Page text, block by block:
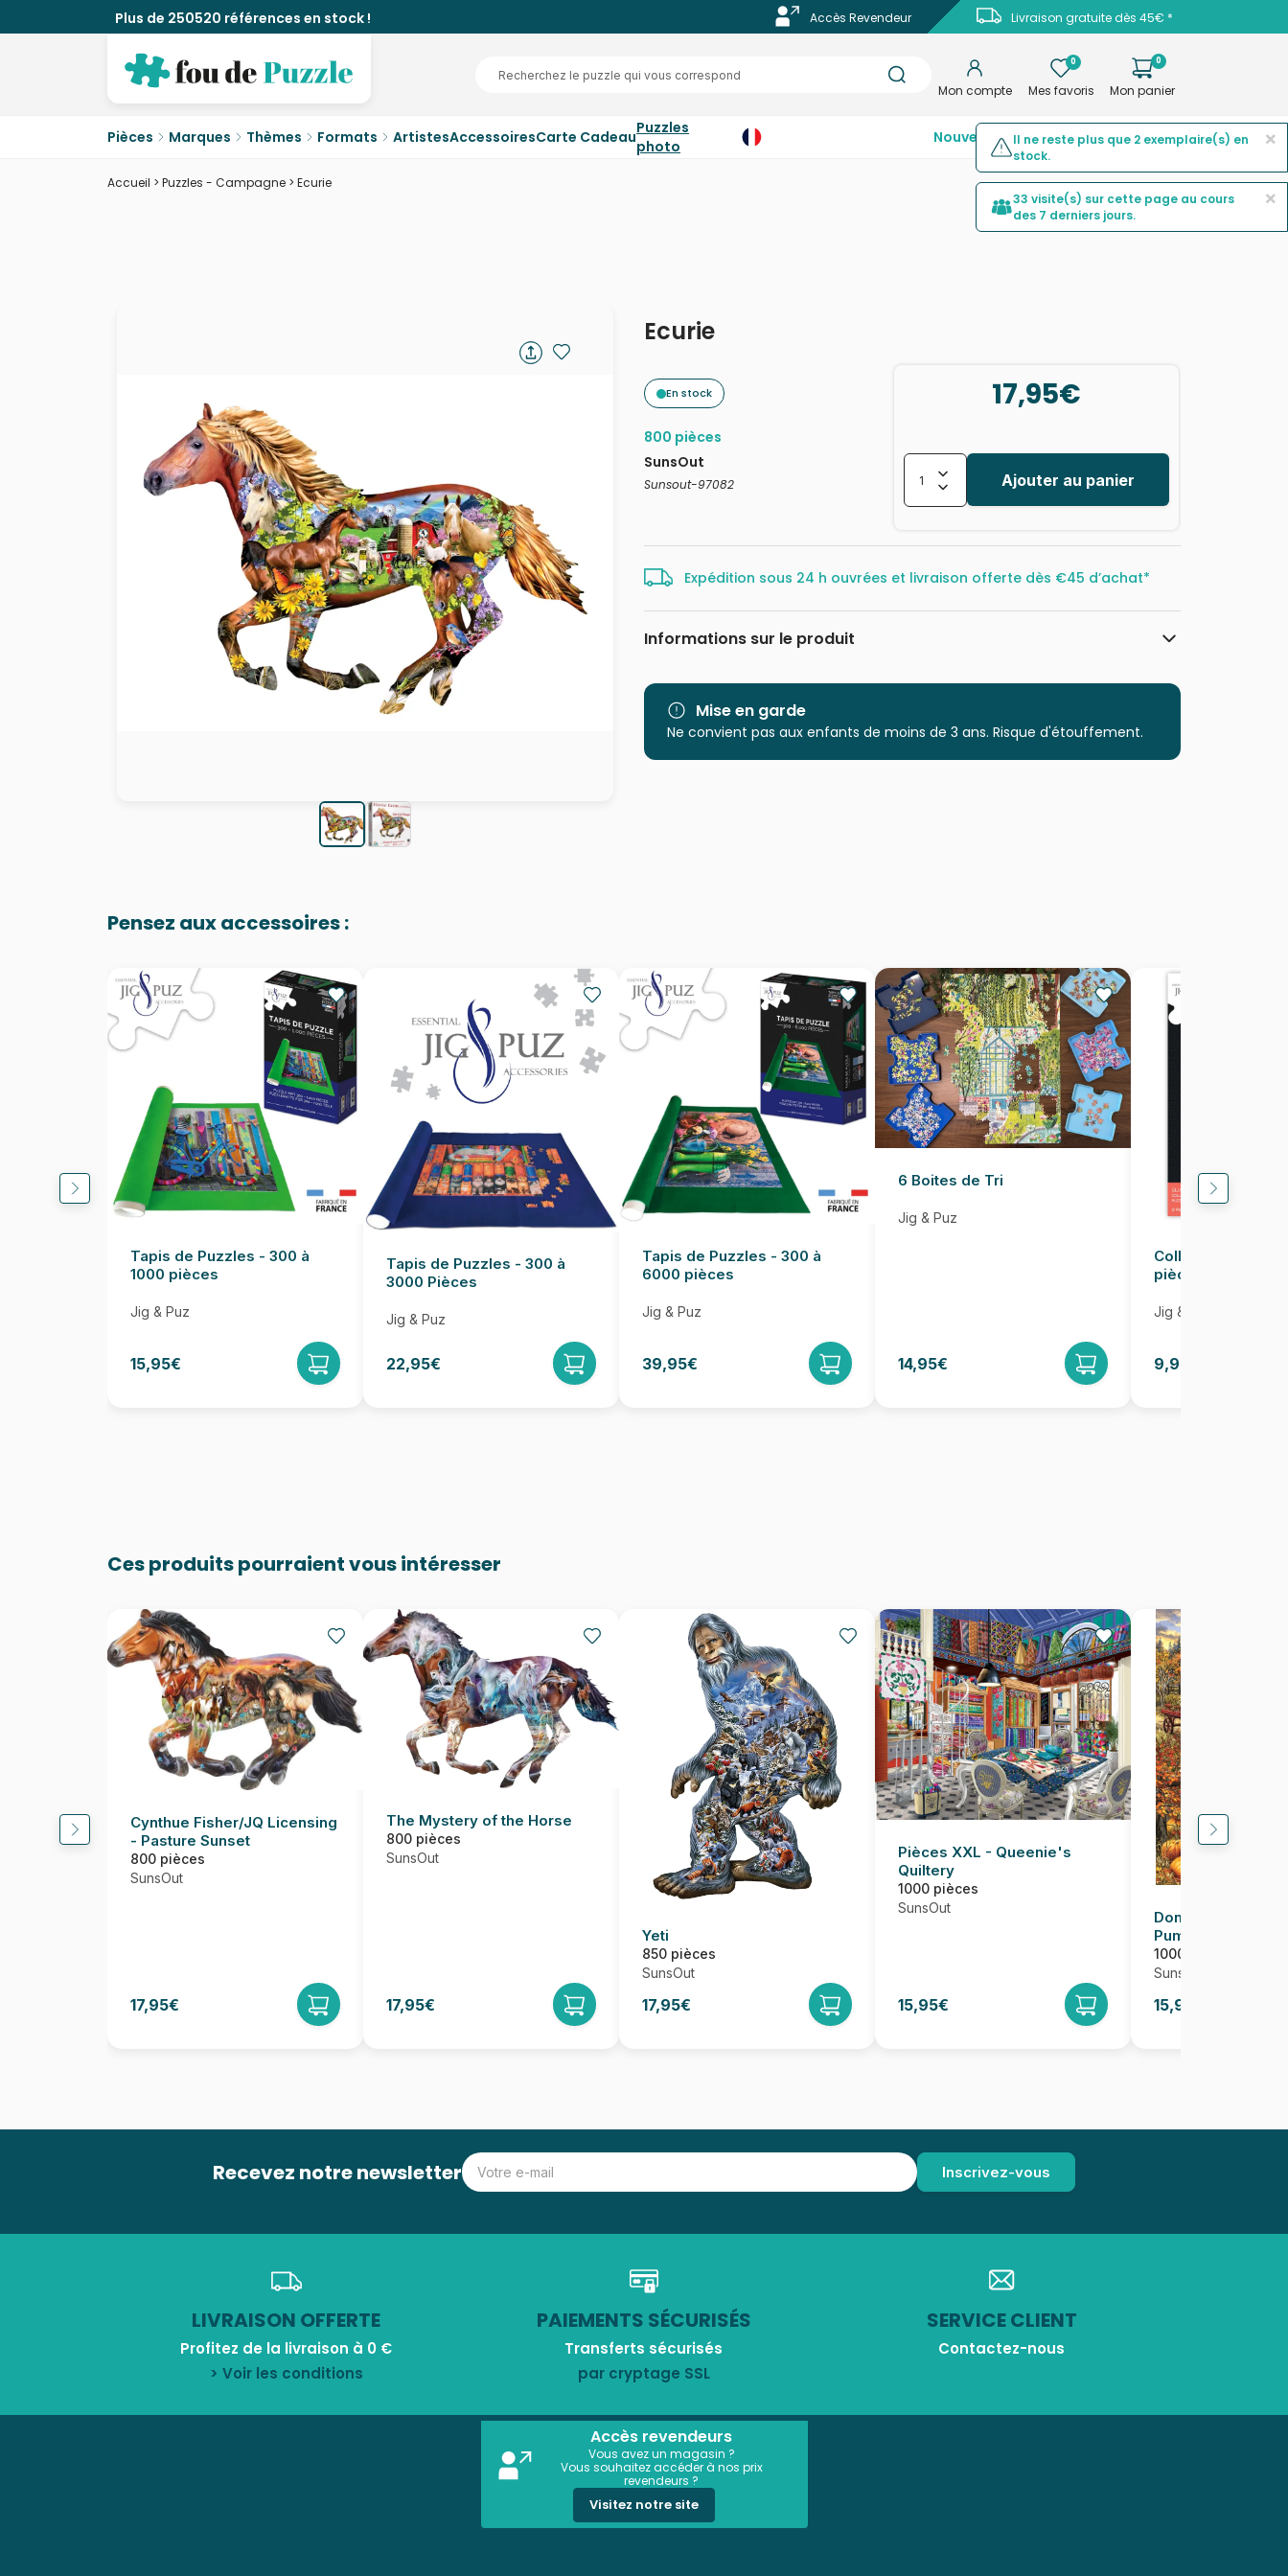
Plus de 250520 références en stock ! Livraison gratuite dès 45€ *
Accès Revendeur
Mon compte
0
Mes favoris
0
Mon panier
Pièces Marques Thèmes Formats ArtistesAccessoiresCarte CadeauPuzzles
photo
NouveautésTop ventesPromotions
Accueil > Puzzles - Campagne > Ecurie
Ecurie
En stock
800 pièces
SunsOut
Sunsout-97082
17,95€
Ajouter au panier
Expédition sous 24 h ouvrées et livraison offerte dès €45 d’achat*
Informations sur le produit
Catégorie
Age
Puzzle pour Adultes (500 à 48.000
pièces)
Mise en garde
Ne convient pas aux enfants de moins de 3 ans. Risque d'étouffement.
Pensez aux accessoires :
Tapis de Puzzles - 300 à
1000 pièces
Jig & Puz
15,95€
Tapis de Puzzles - 300 à
3000 Pièces
Jig & Puz
22,95€
Tapis de Puzzles - 300 à
6000 pièces
Jig & Puz
39,95€
6 Boites de Tri
Jig & Puz
14,95€
Colle pour Puzzle
pièces
Jig & Puz
9,95€
Ces produits pourraient vous intéresser
Cynthue Fisher/JQ Licensing
- Pasture Sunset
800 pièces
SunsOut
17,95€
The Mystery of the Horse
800 pièces
SunsOut
17,95€
Yeti
850 pièces
SunsOut
17,95€
Pièces XXL - Queenie's
Quiltery
1000 pièces
SunsOut
15,95€
Dona Gelsinger -
Pumpkin Patch
1000 pièces
SunsOut
15,95€
Recevez notre newsletter
LIVRAISON OFFERTE
Profitez de la livraison à 0 €
> Voir les conditions
PAIEMENTS SÉCURISÉS
Transferts sécurisés
par cryptage SSL
SERVICE CLIENT
Contactez-nous
Accès revendeurs
Vous avez un magasin ?
Vous souhaitez accéder à nos prix
revendeurs ?
Visitez notre site
×
Il ne reste plus que 2 exemplaire(s) en
stock.
×
33 visite(s) sur cette page au cours
des 7 derniers jours.